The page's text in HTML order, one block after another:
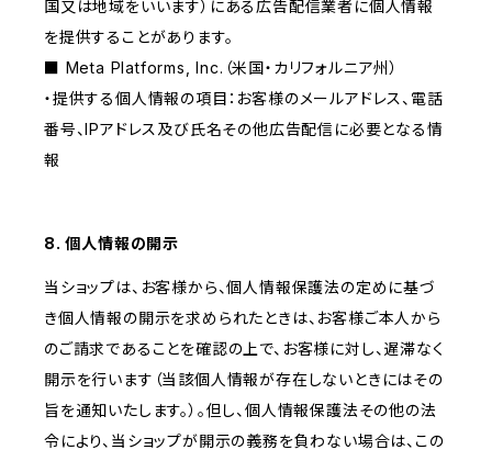
国又は地域をいいます）にある広告配信業者に個人情報
を提供することがあります。
■ Meta Platforms, Inc.（米国・カリフォルニア州）
・提供する個人情報の項目：お客様のメールアドレス、電話
番号、IPアドレス及び氏名その他広告配信に必要となる情
報
8. 個人情報の開示
当ショップは、お客様から、個人情報保護法の定めに基づ
き個人情報の開示を求められたときは、お客様ご本人から
のご請求であることを確認の上で、お客様に対し、遅滞なく
開示を行います（当該個人情報が存在しないときにはその
旨を通知いたします。）。但し、個人情報保護法その他の法
令により、当ショップが開示の義務を負わない場合は、この